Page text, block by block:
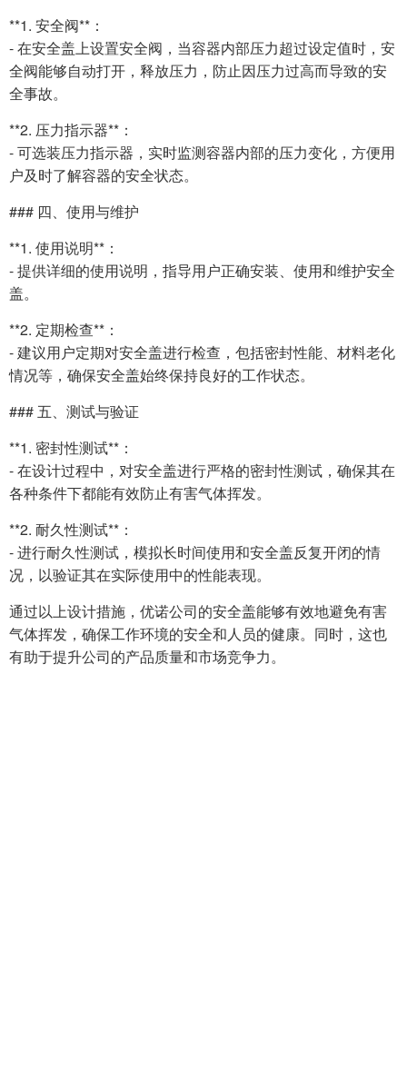
**1. 安全阀**：
- 在安全盖上设置安全阀，当容器内部压力超过设定值时，安
全阀能够自动打开，释放压力，防止因压力过高而导致的安
全事故。
**2. 压力指示器**：
- 可选装压力指示器，实时监测容器内部的压力变化，方便用
户及时了解容器的安全状态。
### 四、使用与维护
**1. 使用说明**：
- 提供详细的使用说明，指导用户正确安装、使用和维护安全
盖。
**2. 定期检查**：
- 建议用户定期对安全盖进行检查，包括密封性能、材料老化
情况等，确保安全盖始终保持良好的工作状态。
### 五、测试与验证
**1. 密封性测试**：
- 在设计过程中，对安全盖进行严格的密封性测试，确保其在
各种条件下都能有效防止有害气体挥发。
**2. 耐久性测试**：
- 进行耐久性测试，模拟长时间使用和安全盖反复开闭的情
况，以验证其在实际使用中的性能表现。
通过以上设计措施，优诺公司的安全盖能够有效地避免有害
气体挥发，确保工作环境的安全和人员的健康。同时，这也
有助于提升公司的产品质量和市场竞争力。